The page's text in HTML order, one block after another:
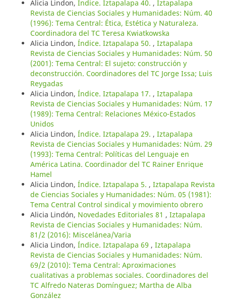
Alicia Lindon, Índice. Iztapalapa 40. , Iztapalapa
Revista de Ciencias Sociales y Humanidades: Núm. 40
(1996): Tema Central: Ética, Estética y Naturaleza.
Coordinadora del TC Teresa Kwiatkowska
Alicia Lindon, Índice. Iztapalapa 50. , Iztapalapa
Revista de Ciencias Sociales y Humanidades: Núm. 50
(2001): Tema Central: El sujeto: construcción y
deconstrucción. Coordinadores del TC Jorge Issa; Luis
Reygadas
Alicia Lindon, Índice. Iztapalapa 17. , Iztapalapa
Revista de Ciencias Sociales y Humanidades: Núm. 17
(1989): Tema Central: Relaciones México-Estados
Unidos
Alicia Lindon, Índice. Iztapalapa 29. , Iztapalapa
Revista de Ciencias Sociales y Humanidades: Núm. 29
(1993): Tema Central: Políticas del Lenguaje en
América Latina. Coordinador del TC Rainer Enrique
Hamel
Alicia Lindon, Índice. Iztapalapa 5. , Iztapalapa Revista
de Ciencias Sociales y Humanidades: Núm. 05 (1981):
Tema Central Control sindical y movimiento obrero
Alicia Lindón, Novedades Editoriales 81 , Iztapalapa
Revista de Ciencias Sociales y Humanidades: Núm.
81/2 (2016): Miscelánea/Varia
Alicia Lindon, Índice. Iztapalapa 69 , Iztapalapa
Revista de Ciencias Sociales y Humanidades: Núm.
69/2 (2010): Tema Central: Aproximaciones
cualitativas a problemas sociales. Coordinadores del
TC Alfredo Nateras Domínguez; Martha de Alba
González